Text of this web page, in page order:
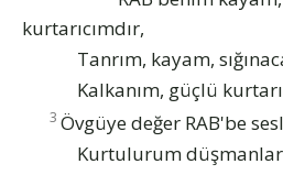
kurtarıcımdır,
Tanrım, kayam,
Kalkanım, güçlü
3 Övgüye değer RAB'be
Kurtulurum